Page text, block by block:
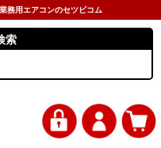
務用エアコンのセツビコム
索